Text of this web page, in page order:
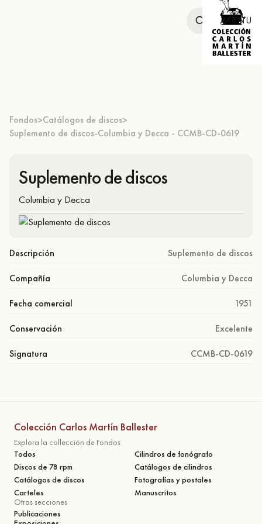
MENU
Fondos>Catálogos de discos>
Suplemento de discos-Columbia y Decca - CCMB-CD-0619
Suplemento de discos
Columbia y Decca
Descripción Suplemento de discos
Compañía Columbia y Decca
Fecha comercial 1951
Conservación Excelente
Signatura CCMB-CD-0619
Colección Carlos Martín Ballester
Explora la collección de Fondos
Todos
Cilindros de fonógrafo
Discos de 78 rpm
Catálogos de cilindros
Catálogos de discos
Fotografías y postales
Carteles
Manuscritos
Otras secciones
Publicaciones